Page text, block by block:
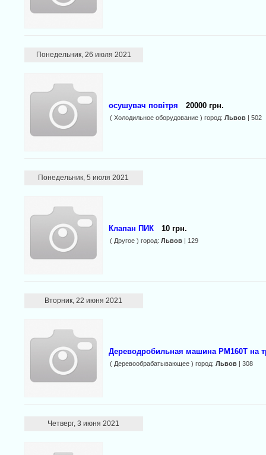
Понедельник, 26 июля 2021
осушувач повітря 20000 грн.
( Холодильное оборудование ) город: Львов| 502
Понедельник, 5 июля 2021
Клапан ПИК 10 грн.
( Другое ) город: Львов| 129
Вторник, 22 июня 2021
Дереводробильная машина РМ160Т на
( Деревообрабатывающее ) город: Львов| 308
Четверг, 3 июня 2021